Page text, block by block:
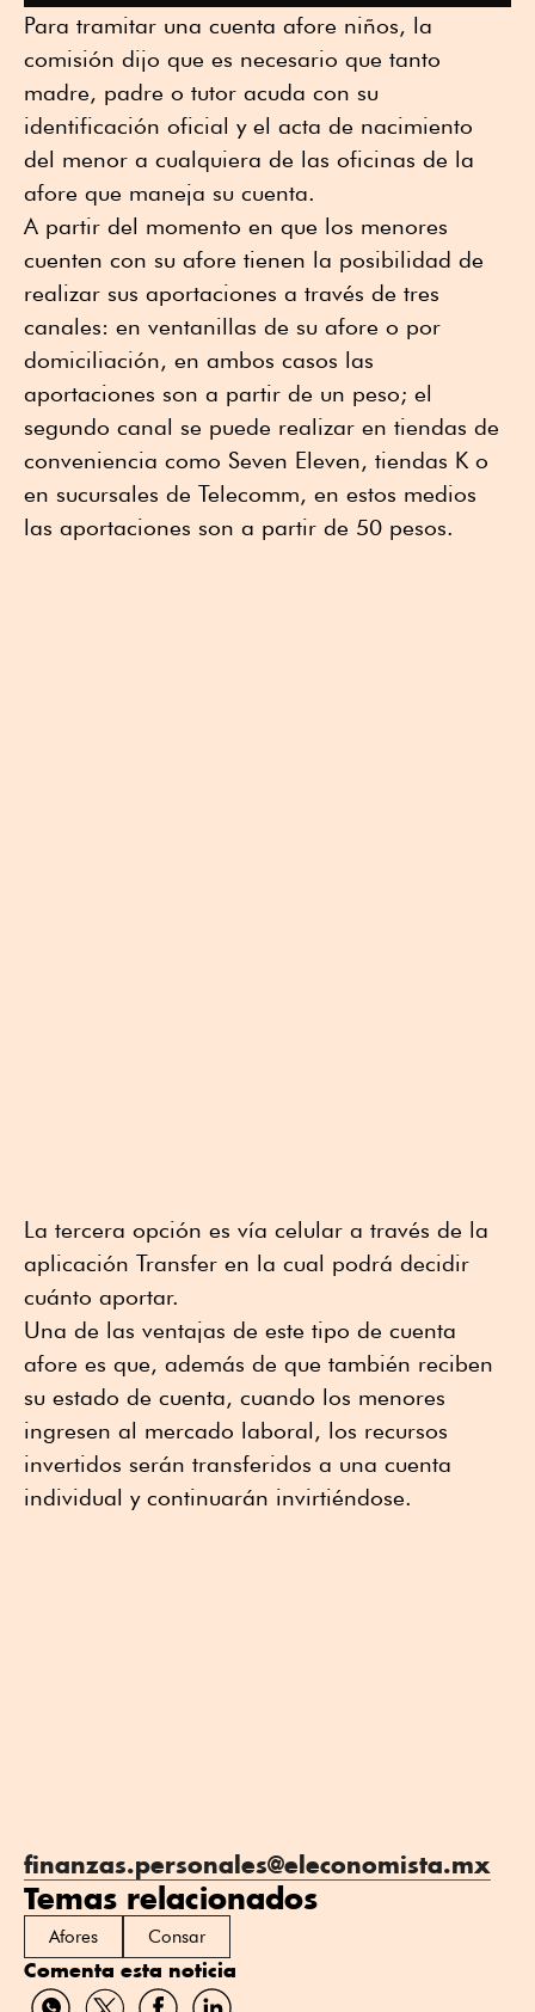
Para tramitar una cuenta afore niños, la
comisión dijo que es necesario que tanto
madre, padre o tutor acuda con su
identificación oficial y el acta de nacimiento
del menor a cualquiera de las oficinas de la
afore que maneja su cuenta.
A partir del momento en que los menores
cuenten con su afore tienen la posibilidad de
realizar sus aportaciones a través de tres
canales: en ventanillas de su afore o por
domiciliación, en ambos casos las
aportaciones son a partir de un peso; el
segundo canal se puede realizar en tiendas de
conveniencia como Seven Eleven, tiendas K o
en sucursales de Telecomm, en estos medios
las aportaciones son a partir de 50 pesos.
La tercera opción es vía celular a través de la
aplicación Transfer en la cual podrá decidir
cuánto aportar.
Una de las ventajas de este tipo de cuenta
afore es que, además de que también reciben
su estado de cuenta, cuando los menores
ingresen al mercado laboral, los recursos
invertidos serán transferidos a una cuenta
individual y continuarán invirtiéndose.
finanzas.personales@eleconomista.mx
Temas relacionados
Afores Consar
Comenta esta noticia